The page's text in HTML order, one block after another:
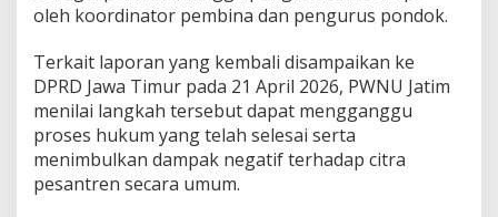
m
l
i
oleh koordinator pembina dan pengurus pondok.
Terkait laporan yang kembali disampaikan ke
DPRD Jawa Timur pada 21 April 2026, PWNU Jatim
menilai langkah tersebut dapat mengganggu
proses hukum yang telah selesai serta
menimbulkan dampak negatif terhadap citra
pesantren secara umum.